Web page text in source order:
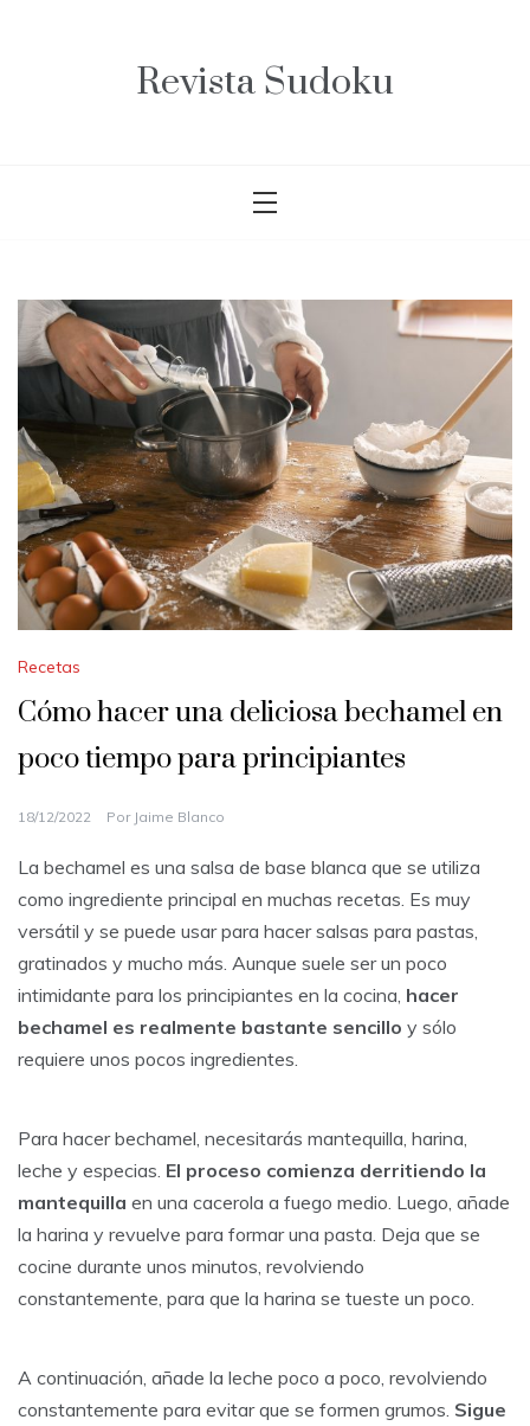
Revista Sudoku
Recetas
Cómo hacer una deliciosa bechamel en
poco tiempo para principiantes
18/12/2022 Por Jaime Blanco
La bechamel es una salsa de base blanca que se utiliza
como ingrediente principal en muchas recetas. Es muy
versátil y se puede usar para hacer salsas para pastas,
gratinados y mucho más. Aunque suele ser un poco
intimidante para los principiantes en la cocina, hacer
bechamel es realmente bastante sencillo y sólo
requiere unos pocos ingredientes.
Para hacer bechamel, necesitarás mantequilla, harina,
leche y especias. El proceso comienza derritiendo la
mantequilla en una cacerola a fuego medio. Luego, añade
la harina y revuelve para formar una pasta. Deja que se
cocine durante unos minutos, revolviendo
constantemente, para que la harina se tueste un poco.
A continuación, añade la leche poco a poco, revolviendo
constantemente para evitar que se formen grumos. Sigue